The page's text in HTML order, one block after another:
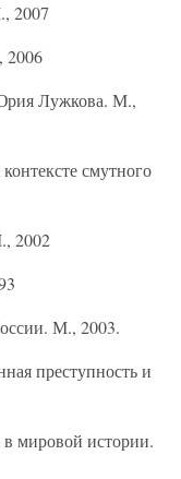
2007
2006
Лужкова. М.,
смутного
2002
М., 2003.
преступность и
мировой истории.